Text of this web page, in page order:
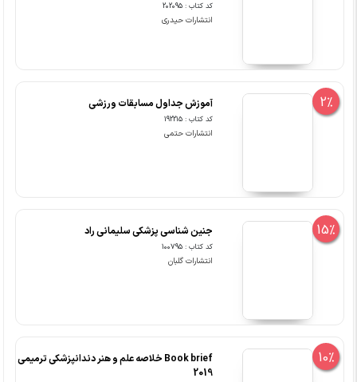
کد کتاب : 202095
انتشارات حیدری
2% آموزش جداول مسابقات ورزشی
کد کتاب : 192215
انتشارات حتمی
15% جنین شناسی پزشکی سلیمانی راد
کد کتاب : 100795
انتشارات گلبان
10%
Book brief خلاصه علم و هنر دندانپزشکی ترمیمی
2019